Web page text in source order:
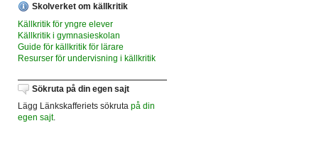
Skolverket om källkritik
Källkritik för yngre elever
Källkritik i gymnasieskolan
Guide för källkritik för lärare
Resurser för undervisning i källkritik
Sökruta på din egen sajt
Lägg Länkskafferiets sökruta på din
egen sajt.